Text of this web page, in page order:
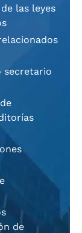
las leyes
secretario
de